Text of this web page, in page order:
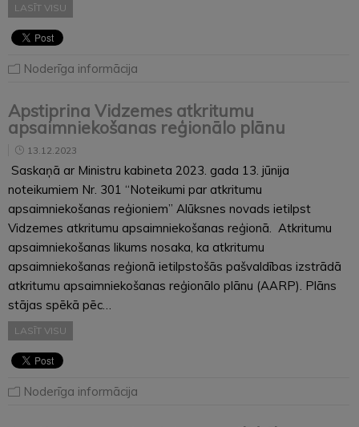
LASĪT VISU
Noderīga informācija
Apstiprina Vidzemes atkritumu
apsaimniekošanas reģionālo plānu
13.12.2023
Saskaņā ar Ministru kabineta 2023. gada 13. jūnija
noteikumiem Nr. 301 “Noteikumi par atkritumu
apsaimniekošanas reģioniem” Alūksnes novads ietilpst
Vidzemes atkritumu apsaimniekošanas reģionā. Atkritumu
apsaimniekošanas likums nosaka, ka atkritumu
apsaimniekošanas reģionā ietilpstošās pašvaldības izstrādā
atkritumu apsaimniekošanas reģionālo plānu (AARP). Plāns
stājas spēkā pēc…
LASĪT VISU
Noderīga informācija